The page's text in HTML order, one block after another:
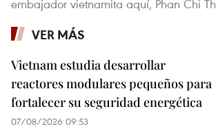
embajador vietnamita aquí, Phan Chi
VER MÁS
Vietnam estudia desarrollar
reactores modulares pequeños para
fortalecer su seguridad energética
07/08/2026 09:53